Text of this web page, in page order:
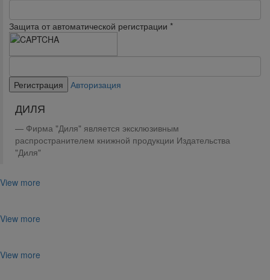
Защита от автоматической регистрации *
Авторизация
ДИЛЯ
Фирма "Диля" является эксклюзивным
распространителем книжной продукции Издательства
"Диля"
View more
View more
View more